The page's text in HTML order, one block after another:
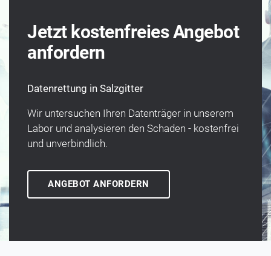
Jetzt kostenfreies Angebot
anfordern
Datenrettung in Salzgitter
Wir unter­suchen Ihren Daten­träger in unserem
Labor und analysieren den Schaden - kosten­frei
und un­verbindlich.
ANGEBOT ANFORDERN